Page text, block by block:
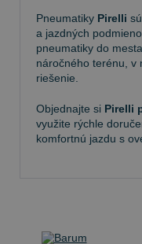
Pneumatiky Pirelli
a jazdných
pneumatiky do
náročného terénu, v
riešenie.
Objednajte si Pirelli
využite rýchle
komfortnú jazdu s